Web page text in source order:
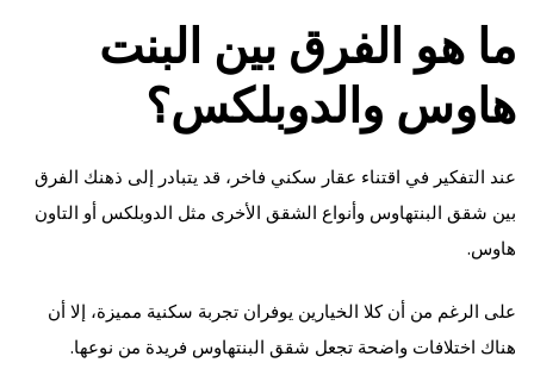
ما هو الفرق بين البنت
هاوس والدوبلكس؟
عند التفكير في اقتناء عقار سكني فاخر، قد يتبادر إلى ذهنك الفرق
بين شقق البنتهاوس وأنواع الشقق الأخرى مثل الدوبلكس أو التاون
هاوس.
على الرغم من أن كلا الخيارين يوفران تجربة سكنية مميزة، إلا أن
هناك اختلافات واضحة تجعل شقق البنتهاوس فريدة من نوعها.